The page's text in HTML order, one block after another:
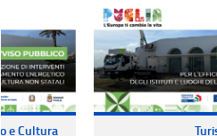
e Cultura